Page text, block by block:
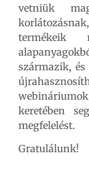
vetniük
termékeik
származik,
keretében
megfelelést.
Gratulálunk!